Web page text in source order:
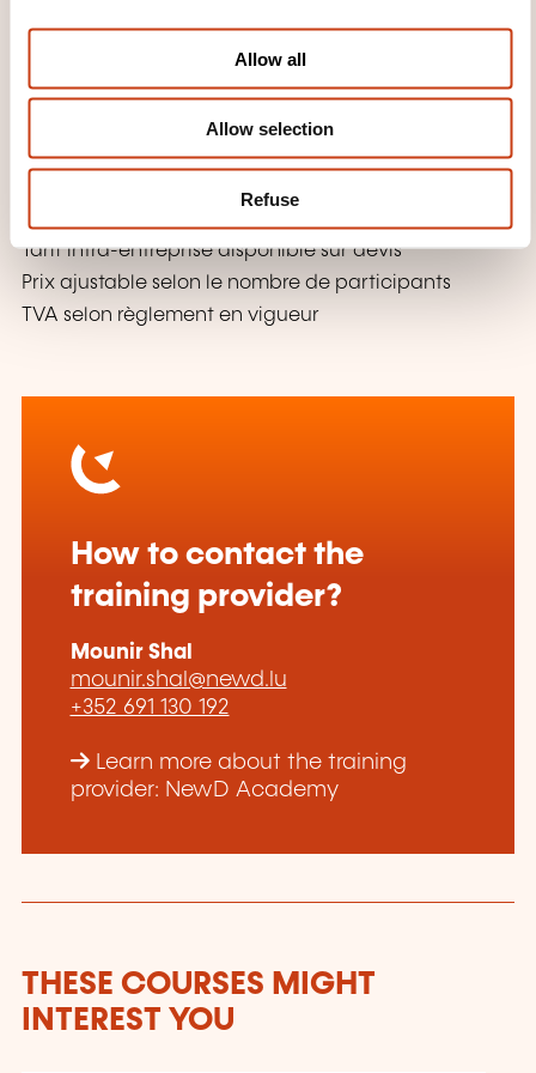
Allow all
Allow selection
Refuse
Checklist de bonnes pratiques
Ressources complémentaires
WHAT OTHER INFORMATION IS
USEFUL TO KNOW?
Tarif intra-entreprise disponible sur devis
Prix ajustable selon le nombre de participants
TVA selon règlement en vigueur
How to contact the
training provider?
Mounir Shal
mounir.shal@newd.lu
+352 691 130 192
Learn more about the training
provider: NewD Academy
THESE COURSES MIGHT
INTEREST YOU